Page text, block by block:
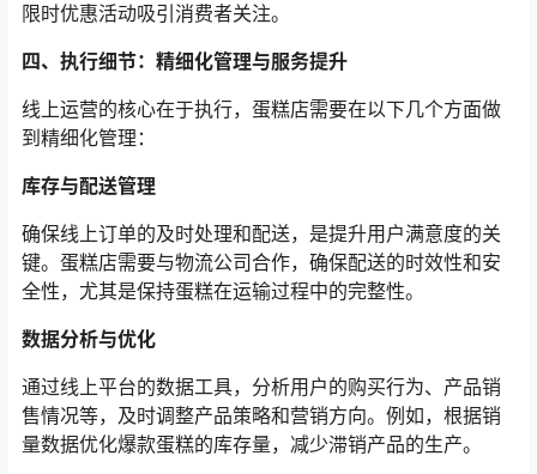
限时优惠活动吸引消费者关注。
四、执行细节：精细化管理与服务提升
线上运营的核心在于执行，蛋糕店需要在以下几个方面做
到精细化管理：
库存与配送管理
确保线上订单的及时处理和配送，是提升用户满意度的关
键。蛋糕店需要与物流公司合作，确保配送的时效性和安
全性，尤其是保持蛋糕在运输过程中的完整性。
数据分析与优化
通过线上平台的数据工具，分析用户的购买行为、产品销
售情况等，及时调整产品策略和营销方向。例如，根据销
量数据优化爆款蛋糕的库存量，减少滞销产品的生产。